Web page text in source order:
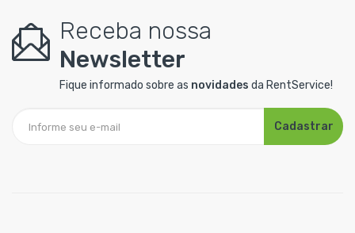
Receba nossa
Newsletter
Fique informado sobre as novidades da RentService!
Cadastrar